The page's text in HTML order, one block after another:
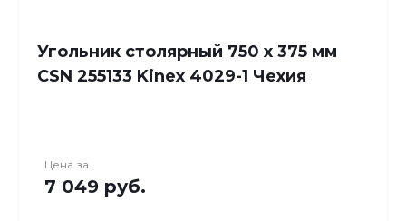
Угольник столярный 750 х 375 мм
CSN 255133 Kinex 4029-1 Чехия
Цена за
7 049 руб.